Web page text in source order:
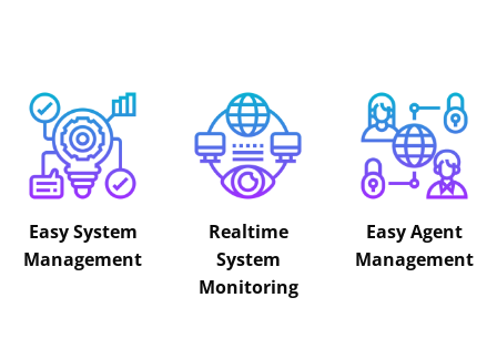
Easy System
Management
Realtime
System
Monitoring
Easy Agent
Management